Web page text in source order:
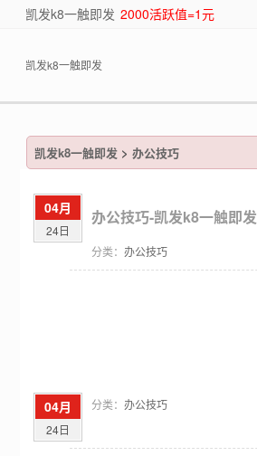
凯发k8一触即发 2000活跃值=1元
凯发k8一触即发
凯发k8一触即发> 办公技巧
04月
24日
办公技巧-凯发k8一触即发
分类： 办公技巧
04月
24日
分类： 办公技巧